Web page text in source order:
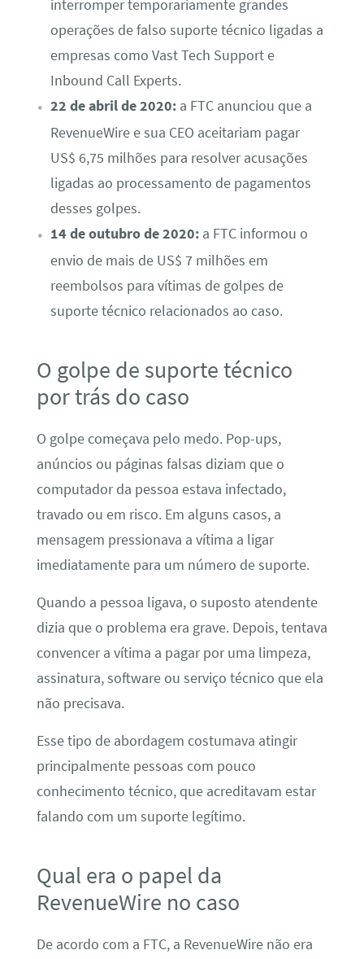
interromper temporariamente grandes
operações de falso suporte técnico ligadas a
empresas como Vast Tech Support e
Inbound Call Experts.
22 de abril de 2020:a FTC anunciou que a
RevenueWire e sua CEO aceitariam pagar
US$ 6,75 milhões para resolver acusações
ligadas ao processamento de pagamentos
desses golpes.
14 de outubro de 2020:a FTC informou o
envio de mais de US$ 7 milhões em
reembolsos para vítimas de golpes de
suporte técnico relacionados ao caso.
O golpe de suporte técnico
por trás do caso
O golpe começava pelo medo. Pop-ups,
anúncios ou páginas falsas diziam que o
computador da pessoa estava infectado,
travado ou em risco. Em alguns casos, a
mensagem pressionava a vítima a ligar
imediatamente para um número de suporte.
Quando a pessoa ligava, o suposto atendente
dizia que o problema era grave. Depois, tentava
convencer a vítima a pagar por uma limpeza,
assinatura, software ou serviço técnico que ela
não precisava.
Esse tipo de abordagem costumava atingir
principalmente pessoas com pouco
conhecimento técnico, que acreditavam estar
falando com um suporte legítimo.
Qual era o papel da
RevenueWire no caso
De acordo com a FTC, a RevenueWire não era